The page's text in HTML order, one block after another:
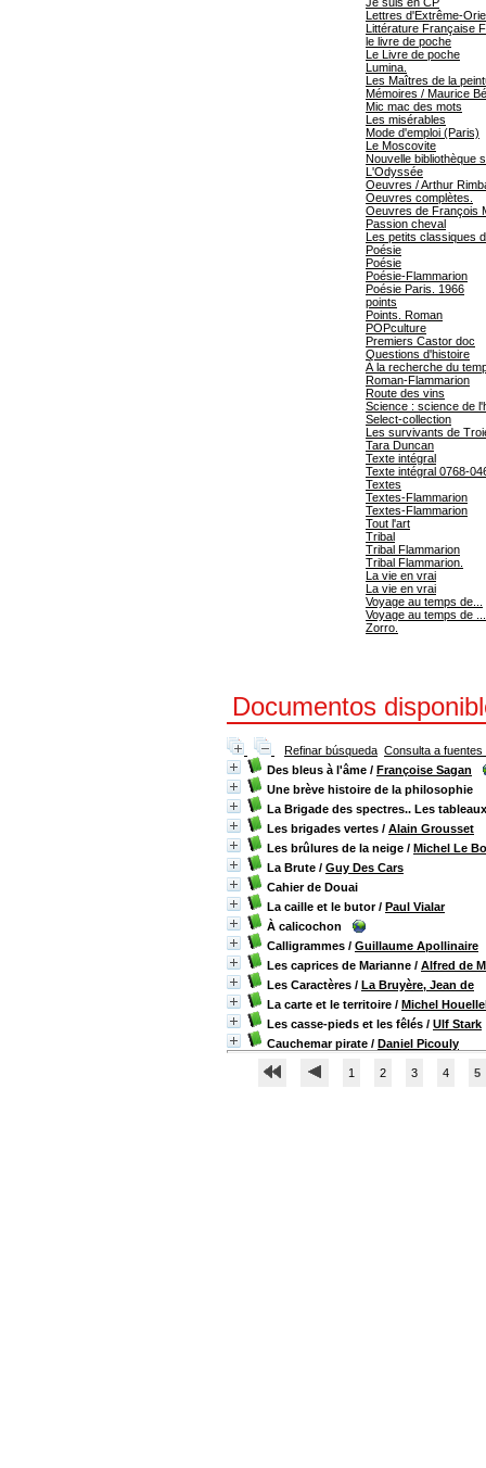
Lettres d'Extrême-
Littérature Française
le livre de poche
Le Livre de poche
Lumina.
Les Maîtres de la
Mémoires / Maurice
Mic mac des mots
Les misérables
Mode d'emploi (Paris)
Le Moscovite
Nouvelle bibliothèque
L'Odyssée
Oeuvres / Arthur
Oeuvres complètes.
Oeuvres de François
Passion cheval
Les petits classiques
Poésie
Poésie
Poésie-Flammarion
Poésie Paris. 1966
points
Points. Roman
POPculture
Premiers Castor doc
Questions d'histoire
À la recherche du
Roman-Flammarion
Route des vins
Science : science de
Select-collection
Les survivants de
Tara Duncan
Texte intégral
Texte intégral 0768-
Textes
Textes-Flammarion
Textes-Flammarion
Tout l'art
Tribal
Tribal Flammarion
Tribal Flammarion.
La vie en vrai
La vie en vrai
Voyage au temps de...
Voyage au temps de ...
Zorro.
Documentos
Refinar búsqueda Consulta a
Des bleus à l'âme / Françoise Sagan
Une brève histoire de la philosophie
La Brigade des spectres.. Les
Les brigades vertes / Alain Grousset
Les brûlures de la neige / Michel Le
La Brute / Guy Des Cars
Cahier de Douai
La caille et le butor/ Paul Vialar
À calicochon
Calligrammes / Guillaume Apollinaire
Les caprices de Marianne / Alfred de
Les Caractères / La Bruyère, Jean de
La carte et le territoire / Michel
Les casse-pieds et les fêlés / Ulf Stark
Cauchemar pirate / Daniel Picouly
1 2 3 4 5